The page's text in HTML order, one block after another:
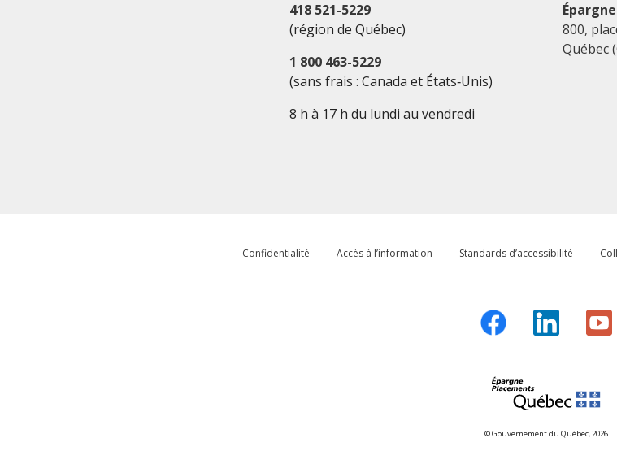
418 521-5229
(région de Québec)
1 800 463-5229
(sans frais : Canada et États‑Unis)
8 h à 17 h du lundi au vendredi
800,
Québec
Confidentialité Accès à l’information Standards d’accessibilité
© Gouvernement du Québec, 2026